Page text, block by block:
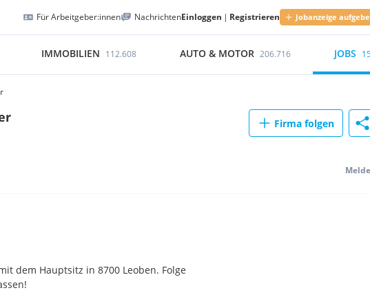
Für Arbeitgeber:innen NachrichtenEinloggen | Registrieren Jobanzeige
IMMOBILIEN 112.608 AUTO & MOTOR 206.716 JOBS
Firma folgen
dem Hauptsitz in 8700 Leoben. Folge